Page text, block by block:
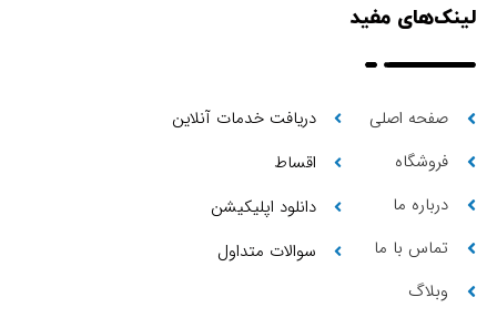
لینک‌های مفید
صفحه اصلی
فروشگاه
درباره ما
تماس با ما
وبلاگ
دریافت خدمات آنلاین
اقساط
دانلود اپلیکیشن
سوالات متداول